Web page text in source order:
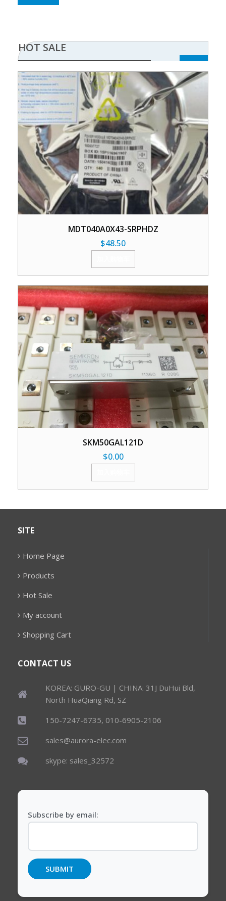
HOT SALE
MDT040A0X43-SRPHDZ
$48.50
SKM50GAL121D
$0.00
SITE
Home Page
Products
Hot Sale
My account
Shopping Cart
CONTACT US
KOREA: GURO-GU | CHINA: 31J DuHui Bld,
North HuaQiang Rd, SZ
150-7247-6735, 010-6905-2106
sales@aurora-elec.com
skype: sales_32572
Subscribe by email: